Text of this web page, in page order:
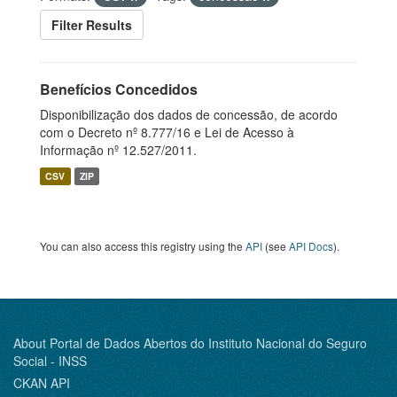
Filter Results
Benefícios Concedidos
Disponibilização dos dados de concessão, de acordo
com o Decreto nº 8.777/16 e Lei de Acesso à
Informação nº 12.527/2011.
CSV ZIP
You can also access this registry using the API (see API Docs).
About Portal de Dados Abertos do Instituto Nacional do Seguro
Social - INSS
CKAN API